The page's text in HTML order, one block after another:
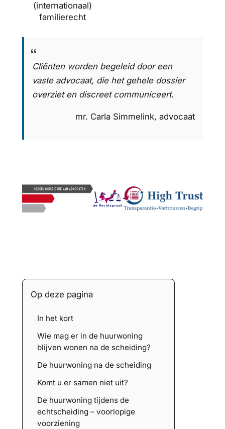
Op deze pagina
In het kort
Wie mag er in de huurwoning
blijven wonen na de scheiding?
De huurwoning na de scheiding
Komt u er samen niet uit?
De huurwoning tijdens de
echtscheiding – voorlopige
voorziening
(internationaal)
familierecht
Cliënten worden begeleid door een
vaste advocaat, die het gehele dossier
overziet en discreet communiceert.
mr. Carla Simmelink, advocaat